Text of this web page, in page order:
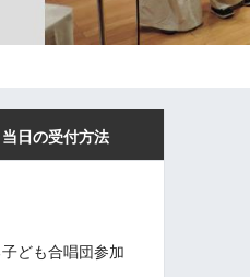
当日の受付方法
ども合唱団参加